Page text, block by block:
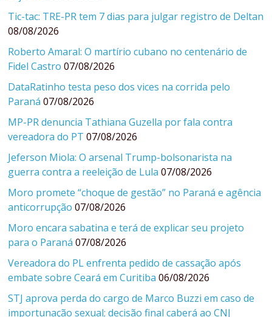
Tic-tac: TRE-PR tem 7 dias para julgar registro de Deltan
08/08/2026
Roberto Amaral: O martírio cubano no centenário de
Fidel Castro 07/08/2026
DataRatinho testa peso dos vices na corrida pelo
Paraná 07/08/2026
MP-PR denuncia Tathiana Guzella por fala contra
vereadora do PT 07/08/2026
Jeferson Miola: O arsenal Trump-bolsonarista na
guerra contra a reeleição de Lula 07/08/2026
Moro promete “choque de gestão” no Paraná e agência
anticorrupção 07/08/2026
Moro encara sabatina e terá de explicar seu projeto
para o Paraná 07/08/2026
Vereadora do PL enfrenta pedido de cassação após
embate sobre Ceará em Curitiba 06/08/2026
STJ aprova perda do cargo de Marco Buzzi em caso de
importunação sexual; decisão final caberá ao CNJ